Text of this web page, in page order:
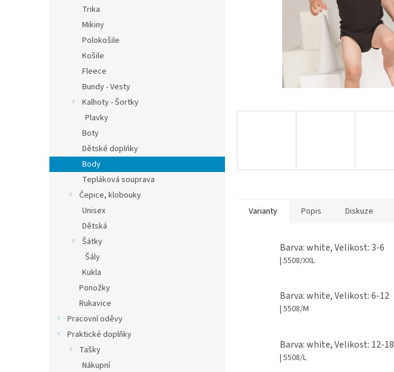
Trika
Mikiny
Polokošile
Košile
Fleece
Bundy - Vesty
Kalhoty - Šortky
Plavky
Boty
Dětské doplńky
Body
Tepláková souprava
Čepice, klobouky
Unisex
Dětská
Šátky
Šály
Kukla
Ponožky
Rukavice
Pracovní oděvy
Praktické doplňky
Tašky
Nákupní
Varianty Popis Diskuze
Barva: white, Velikost: 3-6
| 5508/XXL
Barva: white, Velikost: 6-12
| 5508/M
Barva: white, Velikost: 12-18
| 5508/L